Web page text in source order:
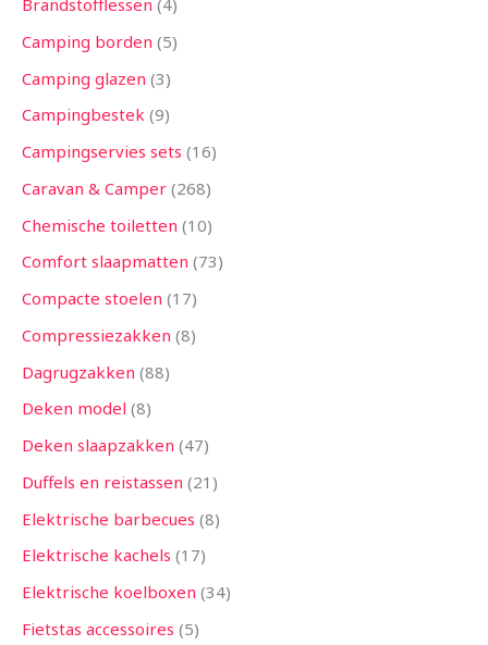
Brandstofflessen 4
Camping borden 5
Camping glazen 3
Campingbestek 9
Campingservies sets 16
Caravan & Camper 268
Chemische toiletten 10
Comfort slaapmatten 73
Compacte stoelen 17
Compressiezakken 8
Dagrugzakken 88
Deken model 8
Deken slaapzakken 47
Duffels en reistassen 21
Elektrische barbecues 8
Elektrische kachels 17
Elektrische koelboxen 34
Fietstas accessoires 5